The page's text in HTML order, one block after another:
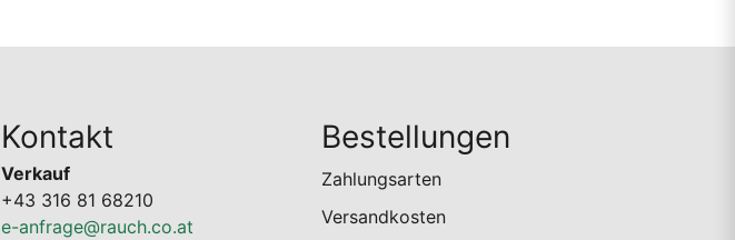
Kontakt
Verkauf
+43 316 81 68210
e-anfrage@rauch.co.at
Bestellungen
Zahlungsarten
Versandkosten